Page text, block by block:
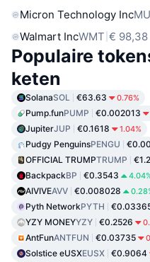
Micron Technology IncMU
Walmart IncWMT € 98,38
Populaire
keten
SolanaSOL €63.63 0.76%
Pump.funPUMP €0.002013
JupiterJUP €0.1618 1.04%
Pudgy PenguinsPENGU
OFFICIAL TRUMPTRUMP
BackpackBP €0.3543
AIVIVEAVV €0.008028
Pyth NetworkPYTH
YZY MONEYYZY €0.2526
AntFunANTFUN €0.03735
Solstice eUSXEUSX €0.9064